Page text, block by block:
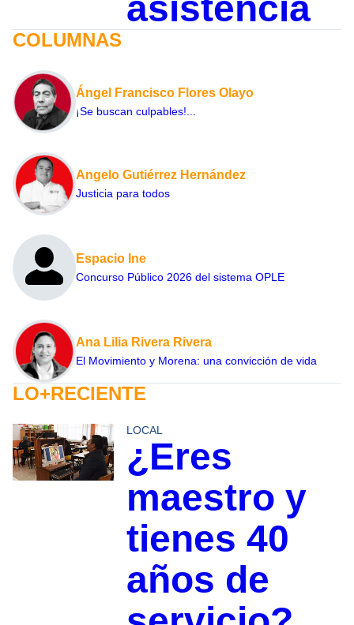
COLUMNAS
Ángel Francisco Flores Olayo
¡Se buscan culpables!...
Angelo Gutiérrez Hernández
Justicia para todos
Espacio Ine
Concurso Público 2026 del sistema OPLE
Ana Lilia Rivera Rivera
El Movimiento y Morena: una convicción de vida
LO+RECIENTE
LOCAL
¿Eres
maestro y
tienes 40
años de